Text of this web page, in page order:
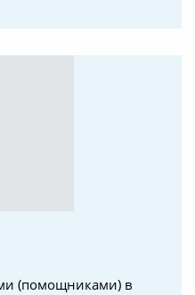
(помощниками) в